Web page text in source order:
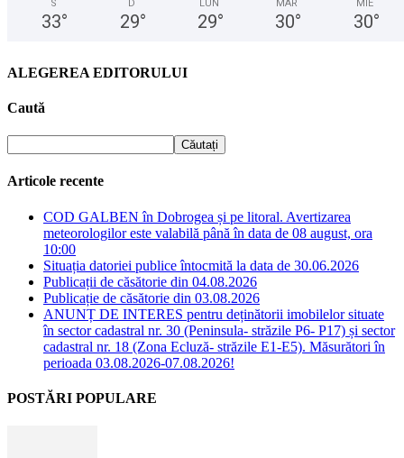
S
33°
D
29°
LUN
29°
MAR
30°
MIE
30°
ALEGEREA EDITORULUI
Caută
Articole recente
COD GALBEN în Dobrogea și pe litoral. Avertizarea
meteorologilor este valabilă până în data de 08 august, ora
10:00
Situația datoriei publice întocmită la data de 30.06.2026
Publicații de căsătorie din 04.08.2026
Publicație de căsătorie din 03.08.2026
ANUNȚ DE INTERES pentru deținătorii imobilelor situate
în sector cadastral nr. 30 (Peninsula- străzile P6- P17) și sector
cadastral nr. 18 (Zona Ecluză- străzile E1-E5). Măsurători în
perioada 03.08.2026-07.08.2026!
POSTĂRI POPULARE